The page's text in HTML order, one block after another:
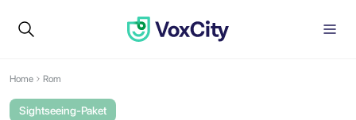
Home Rom
Sightseeing-Paket